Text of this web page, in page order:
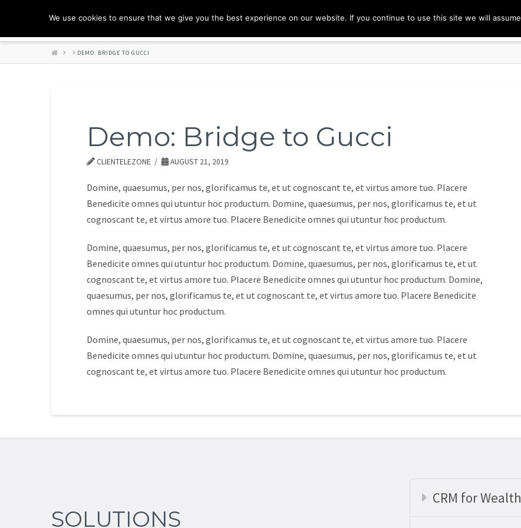
HOME DEMO: BRIDGE TO GUCCI
Demo: Bridge to Gucci
CLIENTELEZONE AUGUST 21, 2019
Domine, quaesumus, per nos, glorificamus te, et ut cognoscant te, et virtus amore tuo. Placere
Benedicite omnes qui utuntur hoc productum. Domine, quaesumus, per nos, glorificamus te, et ut
cognoscant te, et virtus amore tuo. Placere Benedicite omnes qui utuntur hoc productum.
Domine, quaesumus, per nos, glorificamus te, et ut cognoscant te, et virtus amore tuo. Placere
Benedicite omnes qui utuntur hoc productum. Domine, quaesumus, per nos, glorificamus te, et ut
cognoscant te, et virtus amore tuo. Placere Benedicite omnes qui utuntur hoc productum. Domine,
quaesumus, per nos, glorificamus te, et ut cognoscant te, et virtus amore tuo. Placere Benedicite
omnes qui utuntur hoc productum.
Domine, quaesumus, per nos, glorificamus te, et ut cognoscant te, et virtus amore tuo. Placere
Benedicite omnes qui utuntur hoc productum. Domine, quaesumus, per nos, glorificamus te, et ut
cognoscant te, et virtus amore tuo. Placere Benedicite omnes qui utuntur hoc productum.
SOLUTIONS
CRM for
We use cookies to ensure that we give you the best experience on our website. If you continue to use this site we will